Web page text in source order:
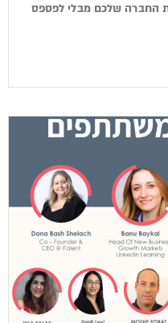
החברה שלכם מבלי לפספס